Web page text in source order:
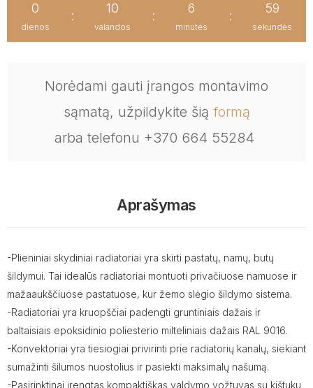
0
dienos
:
10
valandos
:
6
minutės
:
58
sekundės
Norėdami gauti įrangos montavimo
sąmatą, užpildykite šią formą
arba telefonu +370 664 55284
Aprašymas
-Plieniniai skydiniai radiatoriai yra skirti pastatų, namų, butų
šildymui. Tai idealūs radiatoriai montuoti privačiuose namuose ir
mažaaukščiuose pastatuose, kur žemo slėgio šildymo sistema.
-Radiatoriai yra kruopščiai padengti gruntiniais dažais ir
baltaisiais epoksidinio poliesterio milteliniais dažais RAL 9016.
-Konvektoriai yra tiesiogiai privirinti prie radiatorių kanalų, siekiant
sumažinti šilumos nuostolius ir pasiekti maksimalų našumą.
-Pasirinktinai įrengtas kompaktiškas valdymo vožtuvas su kištuku